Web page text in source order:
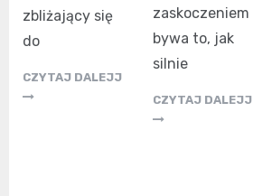
zbliżający się
do
CZYTAJ DALEJJ
zaskoczeniem
bywa to, jak
silnie
CZYTAJ DALEJJ